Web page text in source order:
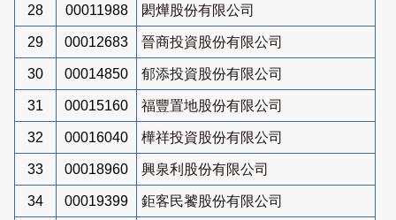
28 00011988 閎燁股份有限公司
29 00012683 晉商投資股份有限公司
30 00014850 郁添投資股份有限公司
31 00015160 福豐置地股份有限公司
32 00016040 樺祥投資股份有限公司
33 00018960 興泉利股份有限公司
34 00019399 鉅客民饕股份有限公司